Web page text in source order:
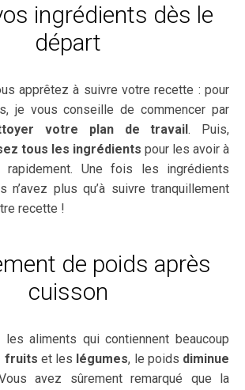
ingrédients dès le
départ
apprêtez à suivre votre recette : pour
je vous conseille de commencer par
votre plan de travail. Puis,
tous les ingrédients pour les avoir à
Une fois les ingrédients
n’avez plus qu’à suivre tranquillement
recette !
de poids après
cuisson
les aliments qui contiennent beaucoup
fruits et les légumes, le poids diminue
avez sûrement remarqué que la